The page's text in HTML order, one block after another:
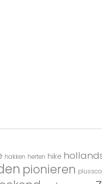
hakken herten hike
pionieren